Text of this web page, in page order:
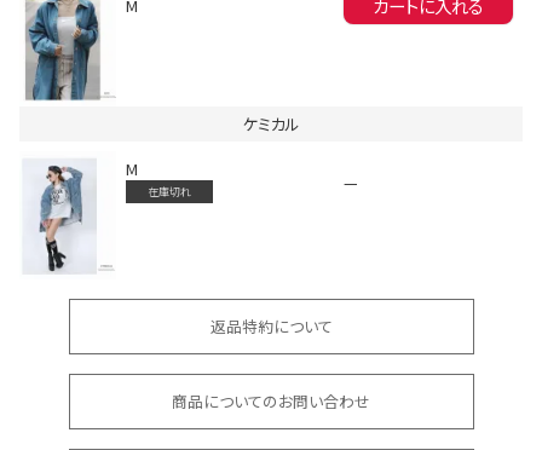
DANCE MOVIE
M
ケミカル
M
在庫切れ —
返品特約について
商品についてのお問い合わせ